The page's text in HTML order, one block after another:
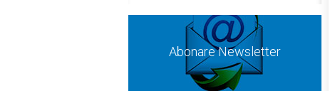
Abonare Newsletter